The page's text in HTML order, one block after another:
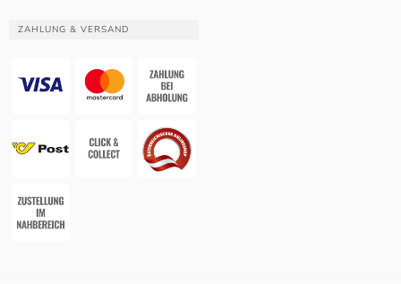
ZAHLUNG & VERSAND